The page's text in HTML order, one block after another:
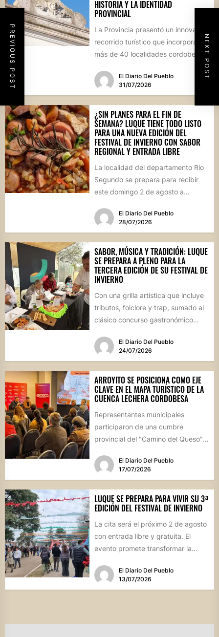
PREVIOUS POST NEXT POST
HISTORIA Y LA IDENTIDAD
PROVINCIAL
La Provincia presentó un innovador
recorrido turístico que incorpora a
más de 40 localidades cordobesas
patrimonial....El Diario Del Pueblo
31/07/2026
¿SIN PLANES PARA EL FIN DE
SEMANA? LUQUE TIENE TODO LISTO
PARA UNA NUEVA EDICIÓN DEL
FESTIVAL DE INVIERNO CON SABOR
REGIONAL Y ENTRADA LIBRE
La localidad del departamento Río
Segundo se prepara para recibir
este domingo 2 de agosto a
El Diario Del Pueblo
28/07/2026
SABOR, MÚSICA Y TRADICIÓN: LUQUE
SE PREPARA A PLENO PARA LA
TERCERA EDICIÓN DE SU FESTIVAL DE
INVIERNO
Con una grilla artística que incluye
tributos, folclore y trap, sumado al
clásico concurso gastronómico
celebrará...El Diario Del Pueblo
24/07/2026
ARROYITO SE POSICIONA COMO EJE
CLAVE EN EL MAPA TURÍSTICO DE LA
CUENCA LECHERA CORDOBESA
Representantes municipales
participaron de una cumbre
provincial del "Camino del Queso",
identidad productiva y...
El Diario Del Pueblo
17/07/2026
LUQUE SE PREPARA PARA VIVIR SU 3ª
EDICIÓN DEL FESTIVAL DE INVIERNO
La cita será el próximo 2 de agosto
con entrada libre y gratuita. El
evento promete transformar la
El Diario Del Pueblo
13/07/2026